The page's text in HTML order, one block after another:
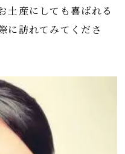
土産にしても喜ばれる
に訪れてみてくださ